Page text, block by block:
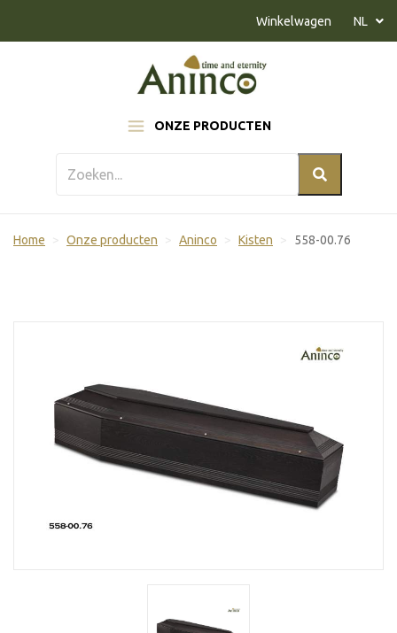
ONZE PRODUCTEN
Winkelwagen NL
Home Onze producten Aninco Kisten 558-00.76